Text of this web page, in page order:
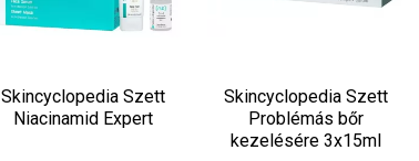
Skincyclopedia Szett
Niacinamid Expert
Skincyclopedia Szett
Problémás bőr
kezelésére 3x15ml